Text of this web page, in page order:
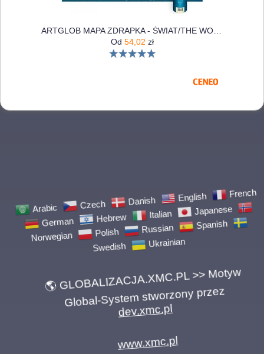
Od 54,02 zł
Danish English French
German Hebrew Italian Japanese
Norwegian Polish Russian Spanish
Swedish Ukrainian
🌎 GLOBALIZACJA.XMC.PL >> Motyw
Global-System stworzony przez
dev.xmc.pl
www.xmc.pl